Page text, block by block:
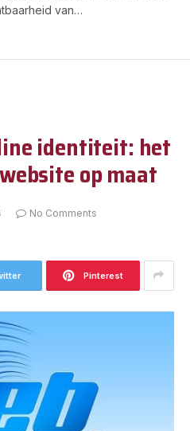
van…
identiteit: het
op maat
No Comments
Pinterest